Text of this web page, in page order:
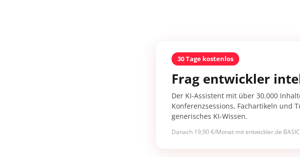
30 Tage kostenlos
Frag entwickler
Der KI-Assistent mit über 30.000
Konferenzsessions, Fachartikeln und
generisches KI-Wissen.
Danach 19,90 €/Monat mit entwickler.de BASIC